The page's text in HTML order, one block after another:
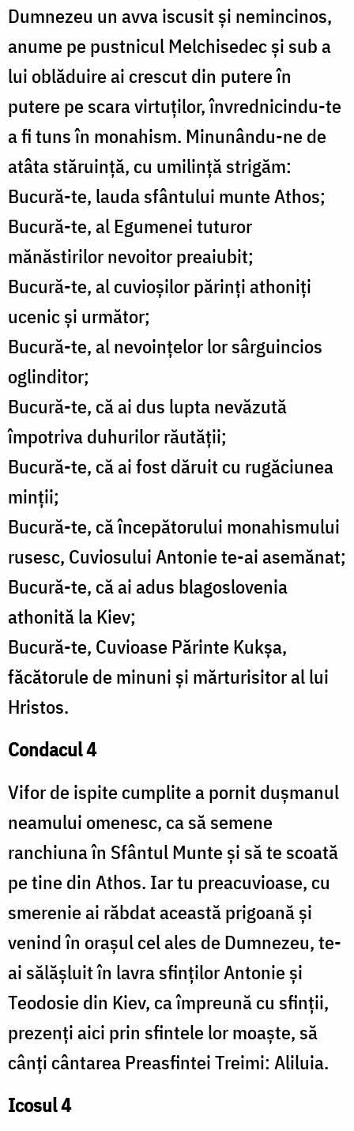
Dumnezeu un avva iscusit și nemincinos,
anume pe pustnicul Melchisedec și sub a
lui oblăduire ai crescut din putere în
putere pe scara virtuților, învrednicindu-te
a fi tuns în monahism. Minunându-ne de
atâta stăruință, cu umilință strigăm:
Bucură-te, lauda sfântului munte Athos;
Bucură-te, al Egumenei tuturor
mănăstirilor nevoitor preaiubit;
Bucură-te, al cuvioșilor părinți athoniți
ucenic și următor;
Bucură-te, al nevoințelor lor sârguincios
oglinditor;
Bucură-te, că ai dus lupta nevăzută
împotriva duhurilor răutății;
Bucură-te, că ai fost dăruit cu rugăciunea
minții;
Bucură-te, că începătorului monahismului
rusesc, Cuviosului Antonie te-ai asemănat;
Bucură-te, că ai adus blagoslovenia
athonită la Kiev;
Bucură-te, Cuvioase Părinte Kukşa,
făcătorule de minuni și mărturisitor al lui
Hristos.
Condacul 4
Vifor de ispite cumplite a pornit dușmanul
neamului omenesc, ca să semene
ranchiuna în Sfântul Munte și să te scoată
pe tine din Athos. Iar tu preacuvioase, cu
smerenie ai răbdat această prigoană și
venind în orașul cel ales de Dumnezeu, te-
ai sălășluit în lavra sfinților Antonie și
Teodosie din Kiev, ca împreună cu sfinții,
prezenți aici prin sfintele lor moaște, să
cânți cântarea Preasfintei Treimi: Aliluia.
Icosul 4